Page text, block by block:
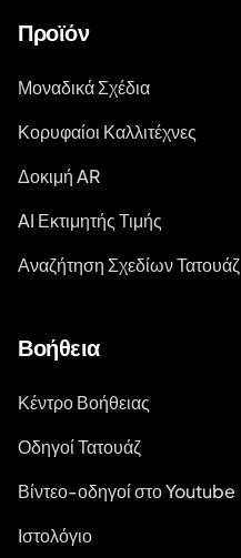
Προϊόν
Μοναδικά Σχέδια
Κορυφαίοι Καλλιτέχνες
Δοκιμή AR
AI Εκτιμητής Τιμής
Αναζήτηση Σχεδίων Τατουάζ
Βοήθεια
Κέντρο Βοήθειας
Οδηγοί Τατουάζ
Βίντεο-οδηγοί στο Youtube
Ιστολόγιο